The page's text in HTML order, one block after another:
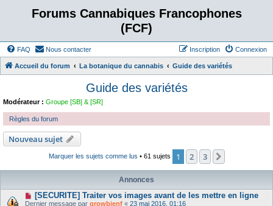
Forums Cannabiques Francophones
(FCF)
FAQ Nous contacter Connexion
Inscription
Accueil du forum La botanique du cannabis Guide des variétés
Guide des variétés
Modérateur : Groupe [SB] & [SR]
Règles du forum
Nouveau sujet
Marquer les sujets comme lus • 61 sujets 1 2 3
Annonces
[SECURITE] Traiter vos images avant de les mettre en ligne
Dernier message par growbienf « 23 mai 2016, 01:16